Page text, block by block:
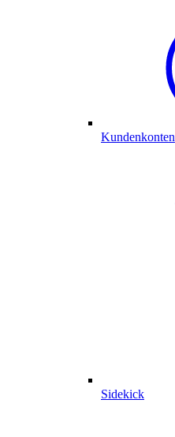
Kundenkonten
Sidekick